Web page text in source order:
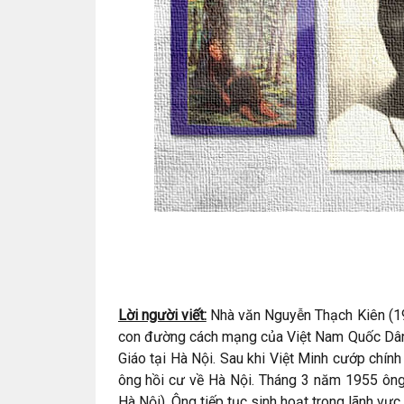
Lời người viết:Nhà văn Nguyễn Thạch Kiên
con đường cách mạng của Việt Nam Quốc
Giáo tại Hà Nội. Sau khi Việt Minh cướp
ông hồi cư về Hà Nội. Tháng 3 năm 1955